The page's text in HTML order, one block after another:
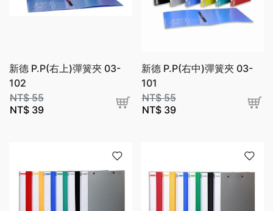
新德 P.P(右上)彈簧夾 03-
102
NT$55
NT$ 39
新德 P.P(右中)彈簧夾 03-
101
NT$55
NT$39